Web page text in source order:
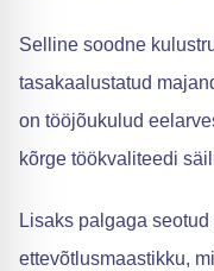
Selline soodne
tasakaalustatud
on tööjõukulud
kõrge töökvaliteedi
Lisaks palgaga
ettevõtlusmaastikku,